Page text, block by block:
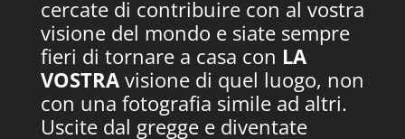
cercate di contribuire con al vostra
visione del mondo e siate sempre
fieri di tornare a casa con LA
VOSTRA visione di quel luogo, non
con una fotografia simile ad altri.
Uscite dal gregge e diventate